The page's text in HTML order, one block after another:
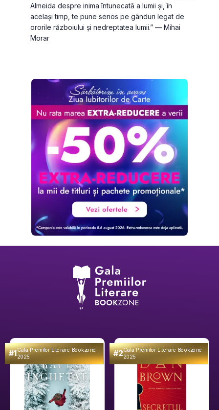
Almeida despre inima întunecată a lumii și, în
același timp, te pune serios pe gânduri legat de
ororile războiului și nedreptatea lumii.” — Mihai
Morar
#1Gala Premilor Literare Bookzone
2025
#2Gala Premilor Literare Bookzone
2025